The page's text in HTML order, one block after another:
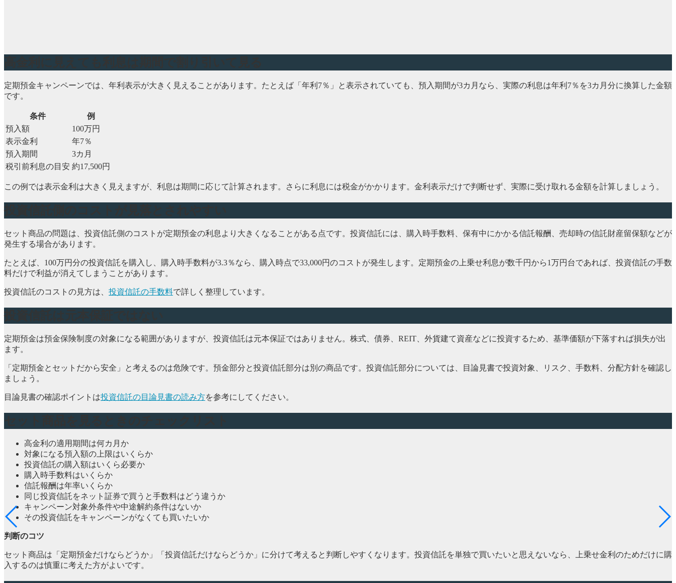
定期預金キャンペーンでは、年利表示が大きく見えることがあります。たとえば「年利7％」と表示されていても、預入期間が3カ月なら、実際の利息は年利7％を3カ月分に換算した金額
です。
条件
例
預入額
100万円
表示金利
年7％
預入期間
3カ月
税引前利息の目安 約17,500円
この例では表示金利は大きく見えますが、利息は期間に応じて計算されます。さらに利息には税金がかかります。金利表示だけで判断せず、実際に受け取れる金額を計算しましょう。
セット商品の問題は、投資信託側のコストが定期預金の利息より大きくなることがある点です。投資信託には、購入時手数料、保有中にかかる信託報酬、売却時の信託財産留保額などが
発生する場合があります。
たとえば、100万円分の投資信託を購入し、購入時手数料が3.3％なら、購入時点で33,000円のコストが発生します。定期預金の上乗せ利息が数千円から1万円台であれば、投資信託の手数
料だけで利益が消えてしまうことがあります。
投資信託のコストの見方は、 投資信託の手数料で詳しく整理しています。
定期預金は預金保険制度の対象になる範囲がありますが、投資信託は元本保証ではありません。株式、債券、REIT、外貨建て資産などに投資するため、基準価額が下落すれば損失が出
ます。
「定期預金とセットだから安全」と考えるのは危険です。預金部分と投資信託部分は別の商品です。投資信託部分については、目論見書で投資対象、リスク、手数料、分配方針を確認し
ましょう。
目論見書の確認ポイントは投資信託の目論見書の読み方を参考にしてください。
高金利の適用期間は何カ月か
対象になる預入額の上限はいくらか
投資信託の購入額はいくら必要か
購入時手数料はいくらか
信託報酬は年率いくらか
同じ投資信託をネット証券で買うと手数料はどう違うか
キャンペーン対象外条件や中途解約条件はないか
その投資信託をキャンペーンがなくても買いたいか
判断のコツ
セット商品は「定期預金だけならどうか」「投資信託だけならどうか」に分けて考えると判断しやすくなります。投資信託を単独で買いたいと思えないなら、上乗せ金利のためだけに購
入するのは慎重に考えた方がよいです。